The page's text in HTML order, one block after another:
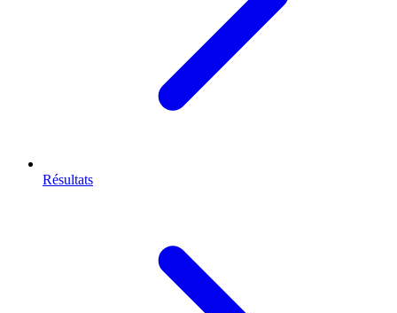
Résultats